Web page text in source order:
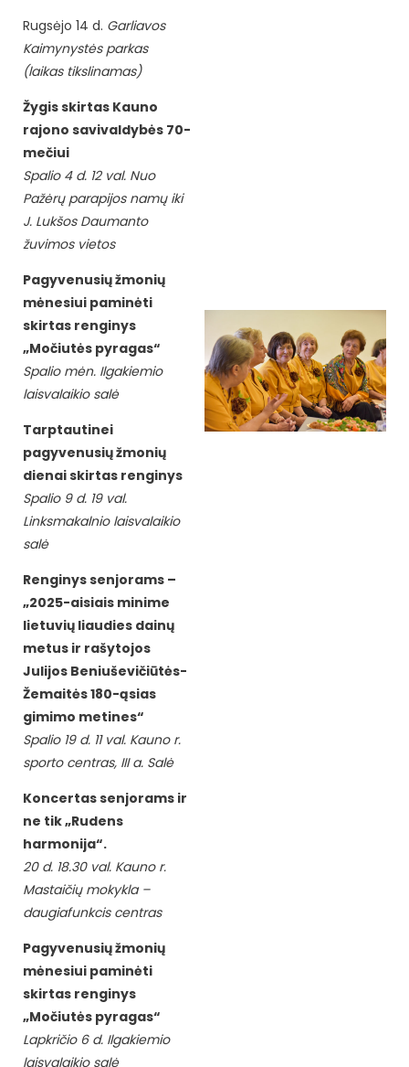
Rugsėjo 14 d. Garliavos
Kaimynystės parkas
(laikas tikslinamas)
Žygis skirtas Kauno
rajono savivaldybės 70-
mečiui
Spalio 4 d. 12 val. Nuo
Pažėrų parapijos namų iki
J. Lukšos Daumanto
žuvimos vietos
Pagyvenusių žmonių
mėnesiui paminėti
skirtas renginys
„Močiutės pyragas“
Spalio mėn. Ilgakiemio
laisvalaikio salė
Tarptautinei
pagyvenusių žmonių
dienai skirtas renginys
Spalio 9 d. 19 val.
Linksmakalnio laisvalaikio
salė
Renginys senjorams –
„2025-aisiais minime
lietuvių liaudies dainų
metus ir rašytojos
Julijos Beniuševičiūtės-
Žemaitės 180-ąsias
gimimo metines“
Spalio 19 d. 11 val. Kauno r.
sporto centras, III a. Salė
Koncertas senjorams ir
ne tik „Rudens
harmonija“.
20 d. 18.30 val. Kauno r.
Mastaičių mokykla –
daugiafunkcis centras
Pagyvenusių žmonių
mėnesiui paminėti
skirtas renginys
„Močiutės pyragas“
Lapkričio 6 d. Ilgakiemio
laisvalaikio salė